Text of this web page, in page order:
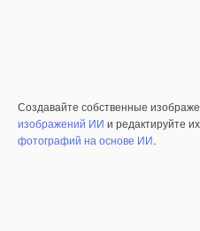
Создавайте собственные
изображений ИИ и редактируйте
фотографий на основе ИИ.